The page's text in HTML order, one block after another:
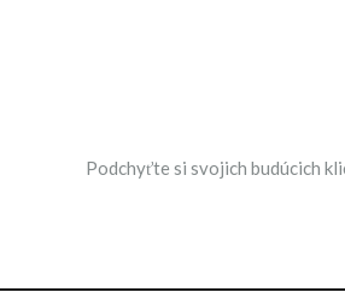
Podchyťte si svojich budúcich